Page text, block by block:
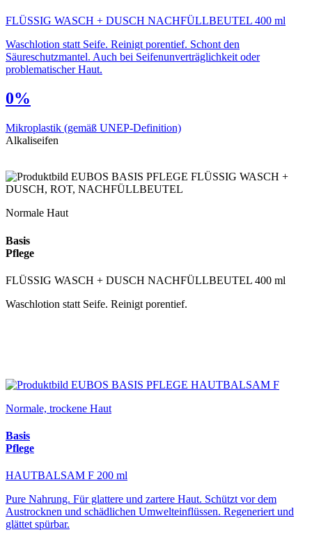
FLÜSSIG WASCH + DUSCH NACHFÜLLBEUTEL 400 ml
Waschlotion statt Seife. Reinigt porentief. Schont den
Säureschutzmantel. Auch bei Seifenunverträglichkeit oder
problematischer Haut.
0%
Mikroplastik (gemäß UNEP-Definition)
Alkaliseifen
Normale Haut
Basis
Pflege
FLÜSSIG WASCH + DUSCH NACHFÜLLBEUTEL 400 ml
Waschlotion statt Seife. Reinigt porentief.
Normale, trockene Haut
Basis
Pflege
HAUTBALSAM F 200 ml
Pure Nahrung. Für glattere und zartere Haut. Schützt vor dem
Austrocknen und schädlichen Umwelteinflüssen. Regeneriert und
glättet spürbar.